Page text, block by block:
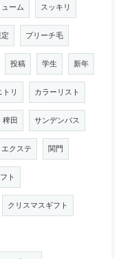
ーム スッキリ
ブリーチ毛
投稿 学生 新年
トリ カラーリスト
稗田 サンデンバス
エクステ 関門
ト
クリスマスギフト